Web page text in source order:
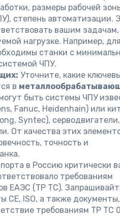
размеры рабочей
степень автоматизации.
вашим
нагрузке. Например, для
станки с
ЧПУ.
Уточните, какие
в
быть системы ЧПУ
Fanuc, Heidenhain) или
Syntec), серводвигатели,
От качества этих
точность и
в Россию критически
требованиям
ЕАЭС (ТР ТС).
CE, ISO, а также документы,
требованиям ТР ТС